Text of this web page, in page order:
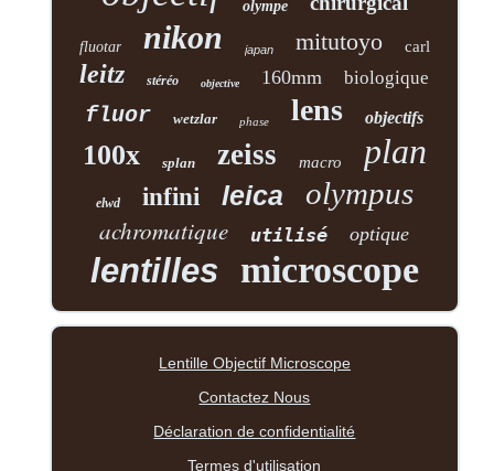
olympe
fluotar nikon japan mitutoyo carl
leitz stéréo objective 160mm biologique
fluor wetzlar phase lens objectifs
100x splan zeiss macro plan
elwd infini leica olympus
achromatique utilisé optique
lentilles microscope
Lentille Objectif Microscope
Contactez Nous
Déclaration de confidentialité
Termes d'utilisation